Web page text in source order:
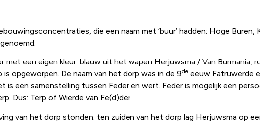
die een naam met ‘buur’ hadden: Hoge Buren,
met een eigen kleur: blauw uit het wapen Herjuwsma / Van Burmania,
opgeworpen. De naam van het dorp was in de 9de eeuw Fatruwerde
is een samenstelling tussen Feder en wert. Feder is mogelijk een
Dus: Terp of Wierde van Fe(d)der.
van het dorp stonden: ten zuiden van het dorp lag Herjuwsma op